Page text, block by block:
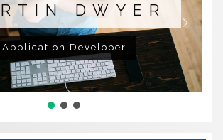
DWYER
Application Developer